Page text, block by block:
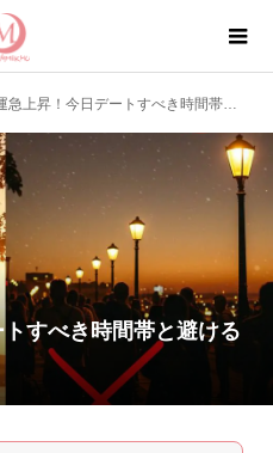
上昇！今日デートすべき時間帯と避けるべき場所
すべき時間帯と避ける